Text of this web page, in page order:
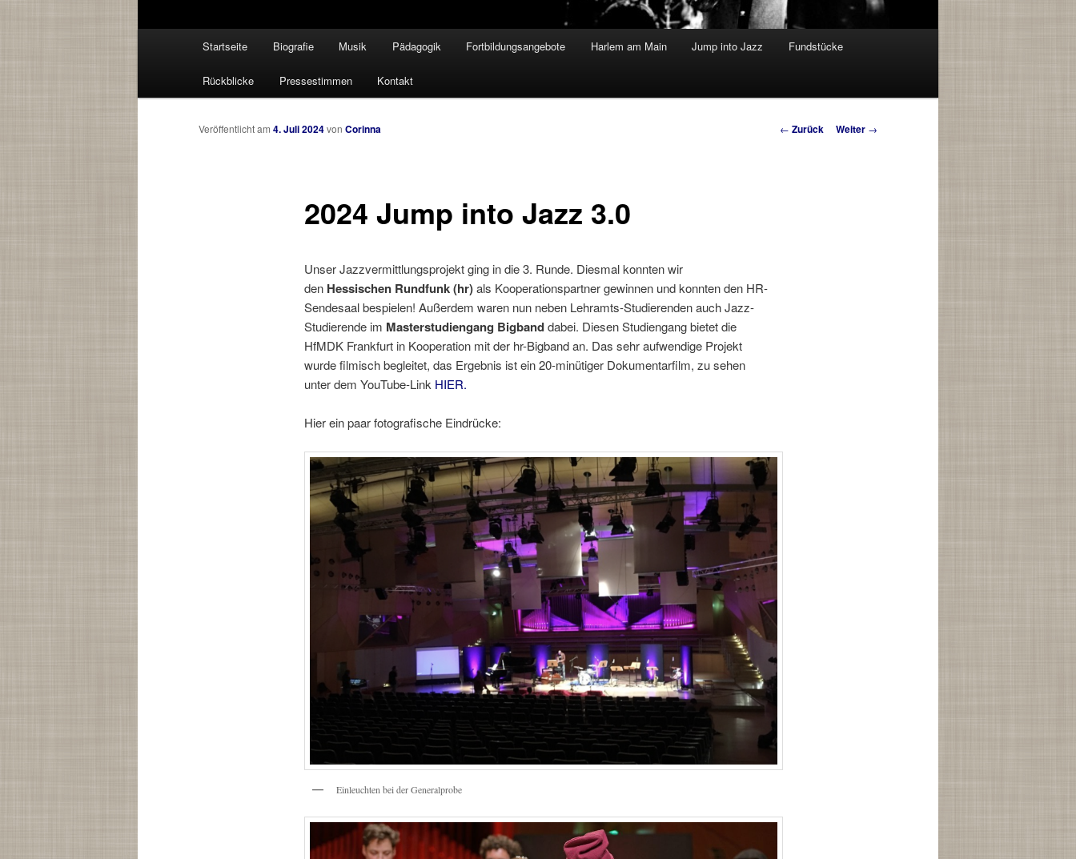
Startseite Biografie Musik Pädagogik Fortbildungsangebote Harlem am Main Jump into Jazz Fundstücke
Rückblicke Pressestimmen Kontakt
Beitrags-
← Zurück Weiter →
2024 Jump into Jazz 3.0
Veröffentlicht am 4. Juli 2024von Corinna
Unser Jazzvermittlungsprojekt ging in die 3. Runde. Diesmal konnten wir
den Hessischen Rundfunk (hr)als Kooperationspartner gewinnen und konnten den HR-
Sendesaal bespielen! Außerdem waren nun neben Lehramts-Studierenden auch Jazz-
Studierende im Masterstudiengang Bigbanddabei. Diesen Studiengang bietet die
HfMDK Frankfurt in Kooperation mit der hr-Bigband an. Das sehr aufwendige Projekt
wurde filmisch begleitet, das Ergebnis ist ein 20-minütiger Dokumentarfilm, zu sehen
unter dem YouTube-Link HIER.
Hier ein paar fotografische Eindrücke:
Einleuchten bei der Generalprobe